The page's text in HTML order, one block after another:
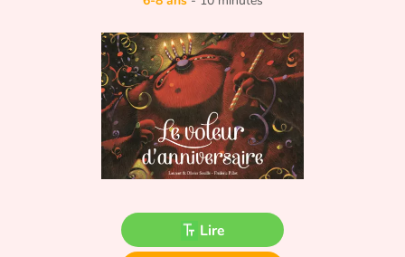
Bibliothèque
Contes d'ici et d'ailleurs
Fable, mythe, littérature et poésie
Lire